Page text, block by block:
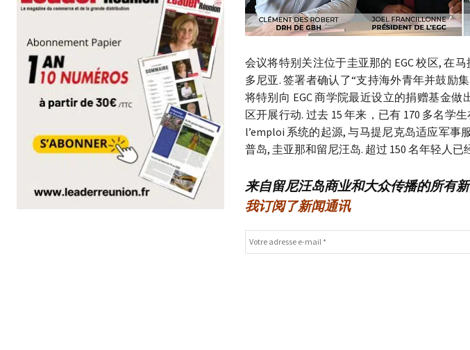
会议将特别关注位于圭亚那的 EGC 校区, 在
多尼亚. 签署者确认了“支持海外青年并鼓励
将特别向 EGC 商学院最近设立的捐赠基金做
区开展行动. 过去 15 年来，已有 170 多名学
l’emploi 系统的起源, 与马提尼克岛适应军事
普岛, 圭亚那和留尼汪岛. 超过 150 名年轻人
来自留尼汪岛商业和大众传播的所有
我订阅了新闻通讯